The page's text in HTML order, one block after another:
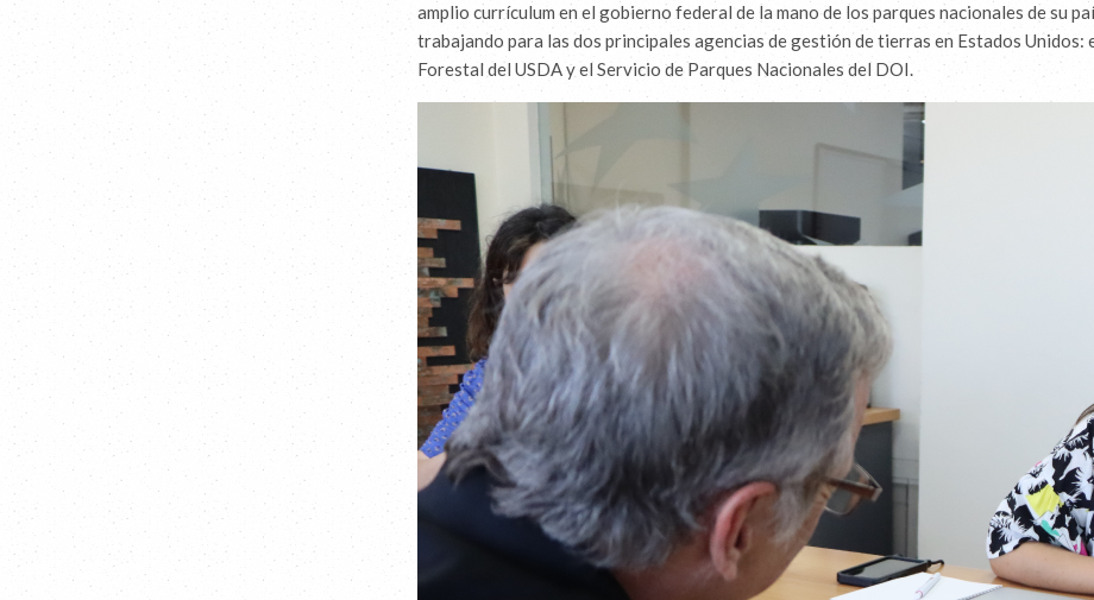
amplio currículum en el gobierno federal de la mano de los parques nacionales de su
trabajando para las dos principales agencias de gestión de tierras en Estados Unidos:
Forestal del USDA y el Servicio de Parques Nacionales del DOI.